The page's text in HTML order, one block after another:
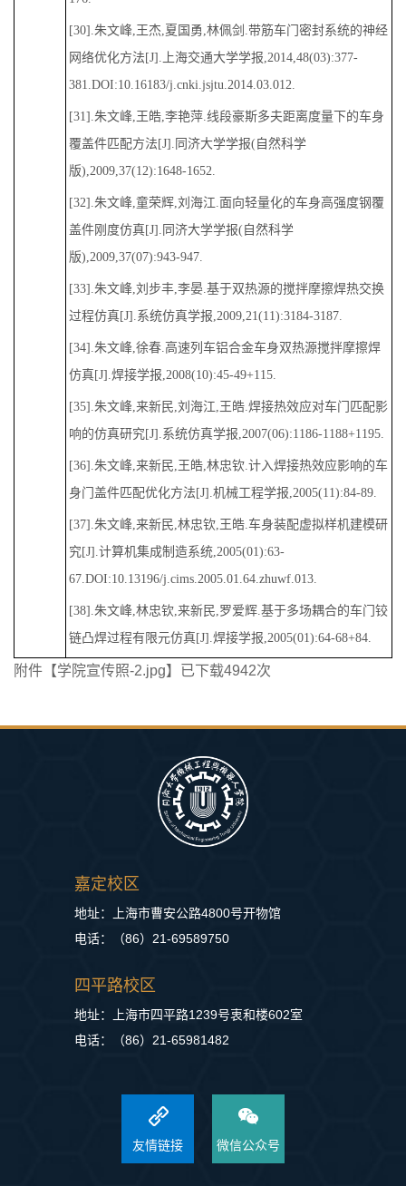
[30].朱文峰,王杰,夏国勇,林佩剑.带筋车门密封系统的神经
网络优化方法[J].上海交通大学学报,2014,48(03):377-
381.DOI:10.16183/j.cnki.jsjtu.2014.03.012.
[31].朱文峰,王皓,李艳萍.线段豪斯多夫距离度量下的车身
覆盖件匹配方法[J].同济大学学报(自然科学
版),2009,37(12):1648-1652.
[32].朱文峰,童荣辉,刘海江.面向轻量化的车身高强度钢覆
盖件刚度仿真[J].同济大学学报(自然科学
版),2009,37(07):943-947.
[33].朱文峰,刘步丰,李晏.基于双热源的搅拌摩擦焊热交换
过程仿真[J].系统仿真学报,2009,21(11):3184-3187.
[34].朱文峰,徐春.高速列车铝合金车身双热源搅拌摩擦焊
仿真[J].焊接学报,2008(10):45-49+115.
[35].朱文峰,来新民,刘海江,王皓.焊接热效应对车门匹配影
响的仿真研究[J].系统仿真学报,2007(06):1186-1188+1195.
[36].朱文峰,来新民,王皓,林忠钦.计入焊接热效应影响的车
身门盖件匹配优化方法[J].机械工程学报,2005(11):84-89.
[37].朱文峰,来新民,林忠钦,王皓.车身装配虚拟样机建模研
究[J].计算机集成制造系统,2005(01):63-
67.DOI:10.13196/j.cims.2005.01.64.zhuwf.013.
[38].朱文峰,林忠钦,来新民,罗爱辉.基于多场耦合的车门铰
链凸焊过程有限元仿真[J].焊接学报,2005(01):64-68+84.
附件【学院宣传照-2.jpg】已下载4942次
嘉定校区
地址：上海市曹安公路4800号开物馆
电话：（86）21-69589750
四平路校区
地址：上海市四平路1239号衷和楼602室
电话：（86）21-65981482
友情链接 微信公众号